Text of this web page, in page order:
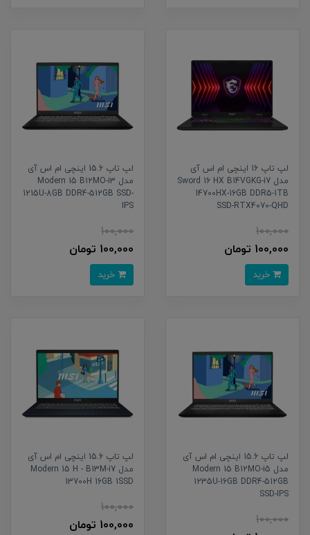
لپ تاپ 16 اینچی ام اس آی
مدل Sword 16 HX B14VGKG-i7
14700HX-16GB DDR5-1TB
SSD-RTX4070-QHD
100,000
100,000 تومان
لپ تاپ 15.6 اینچی ام اس آی
مدل Modern 15 B12MO-i3
1215U-8GB DDR4-512GB SSD-
IPS
100,000
100,000 تومان
لپ تاپ 15.6 اینچی ام اس آی
مدل Modern 15 B12MO-i5
1235U-16GB DDR4-512GB
SSD-IPS
100,000
لپ تاپ 15.6 اینچی ام اس آی
مدل Modern 15 H - B13M-i7
13700H 16GB 1SSD
100,000
100,000 تومان